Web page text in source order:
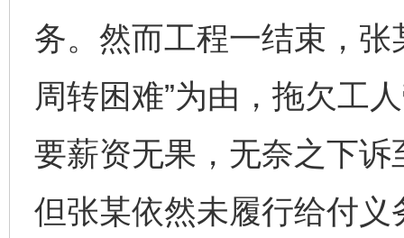
务。然而工程一结束，张
周转困难”为由，拖欠工
要薪资无果，无奈之下
但张某依然未履行给付